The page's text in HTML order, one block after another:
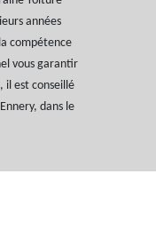
années
compétence
vous garantir
il est conseillé
dans le